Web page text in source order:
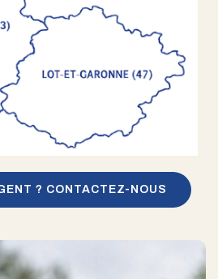
? CONTACTEZ-NOUS